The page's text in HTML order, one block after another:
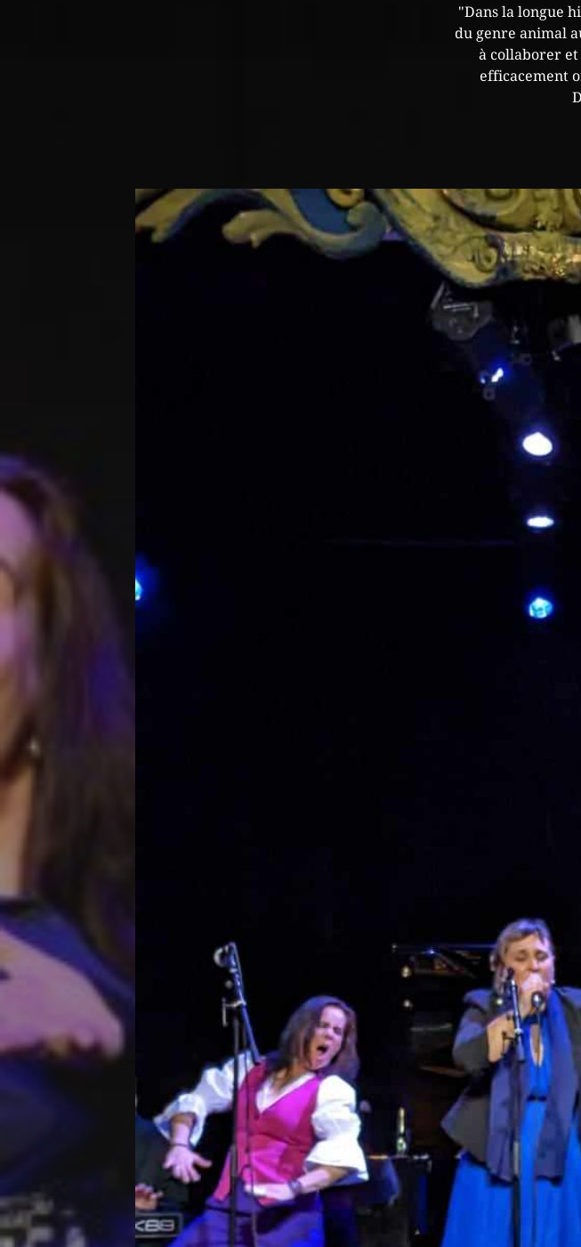
"Dans la longue
du genre animal
à collaborer
efficacement